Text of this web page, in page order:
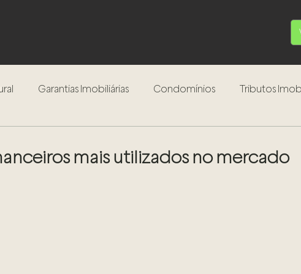
Garantias Imobiliárias Condomínios Tributos
mais utilizados no mercado